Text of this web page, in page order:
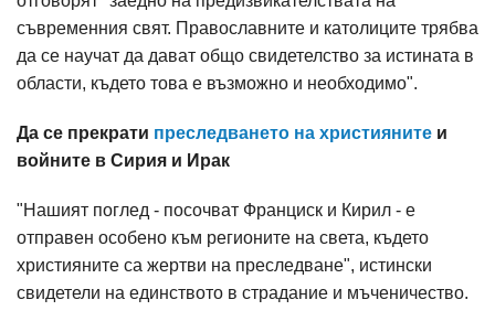
съвременния свят. Православните и католиците трябва
да се научат да дават общо свидетелство за истината в
области, където това е възможно и необходимо".
Да се прекрати преследването на християните и
войните в Сирия и Ирак
"Нашият поглед - посочват Франциск и Кирил - е
отправен особено към регионите на света, където
християните са жертви на преследване", истински
свидетели на единството в страдание и мъченичество.